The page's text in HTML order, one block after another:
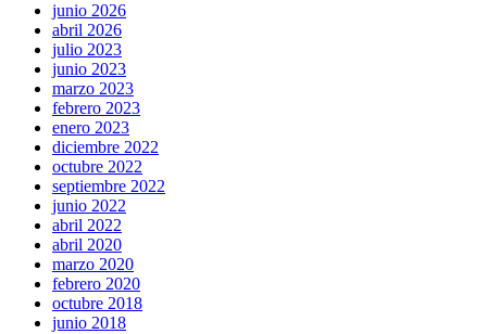
junio 2026
abril 2026
julio 2023
junio 2023
marzo 2023
febrero 2023
enero 2023
diciembre 2022
octubre 2022
septiembre 2022
junio 2022
abril 2022
abril 2020
marzo 2020
febrero 2020
octubre 2018
junio 2018